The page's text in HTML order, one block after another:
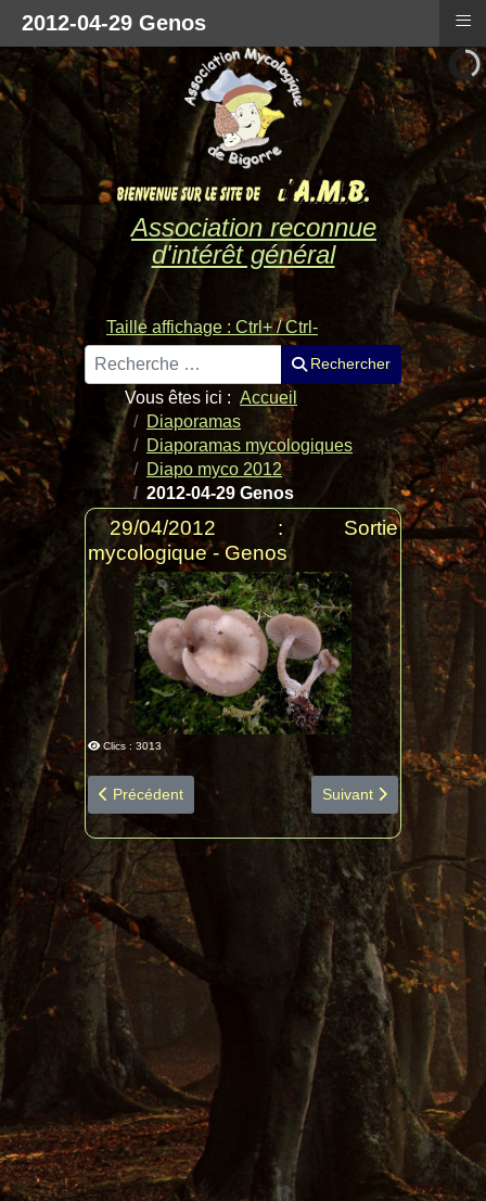
Association reconnue
d'intérêt général
Taille affichage : Ctrl+ / Ctrl-
Rechercher
Rechercher
Vous êtes ici : Accueil
Diaporamas
Diaporamas mycologiques
Diapo myco 2012
2012-04-29 Genos
29/04/2012 : Sortie
mycologique - Genos
Clics : 3013
Article précédent : 2012-05-12 Espagne diapo privé bota
Précédent Article suivant : 2011-
Suivant
2012-04-29 Genos ≡